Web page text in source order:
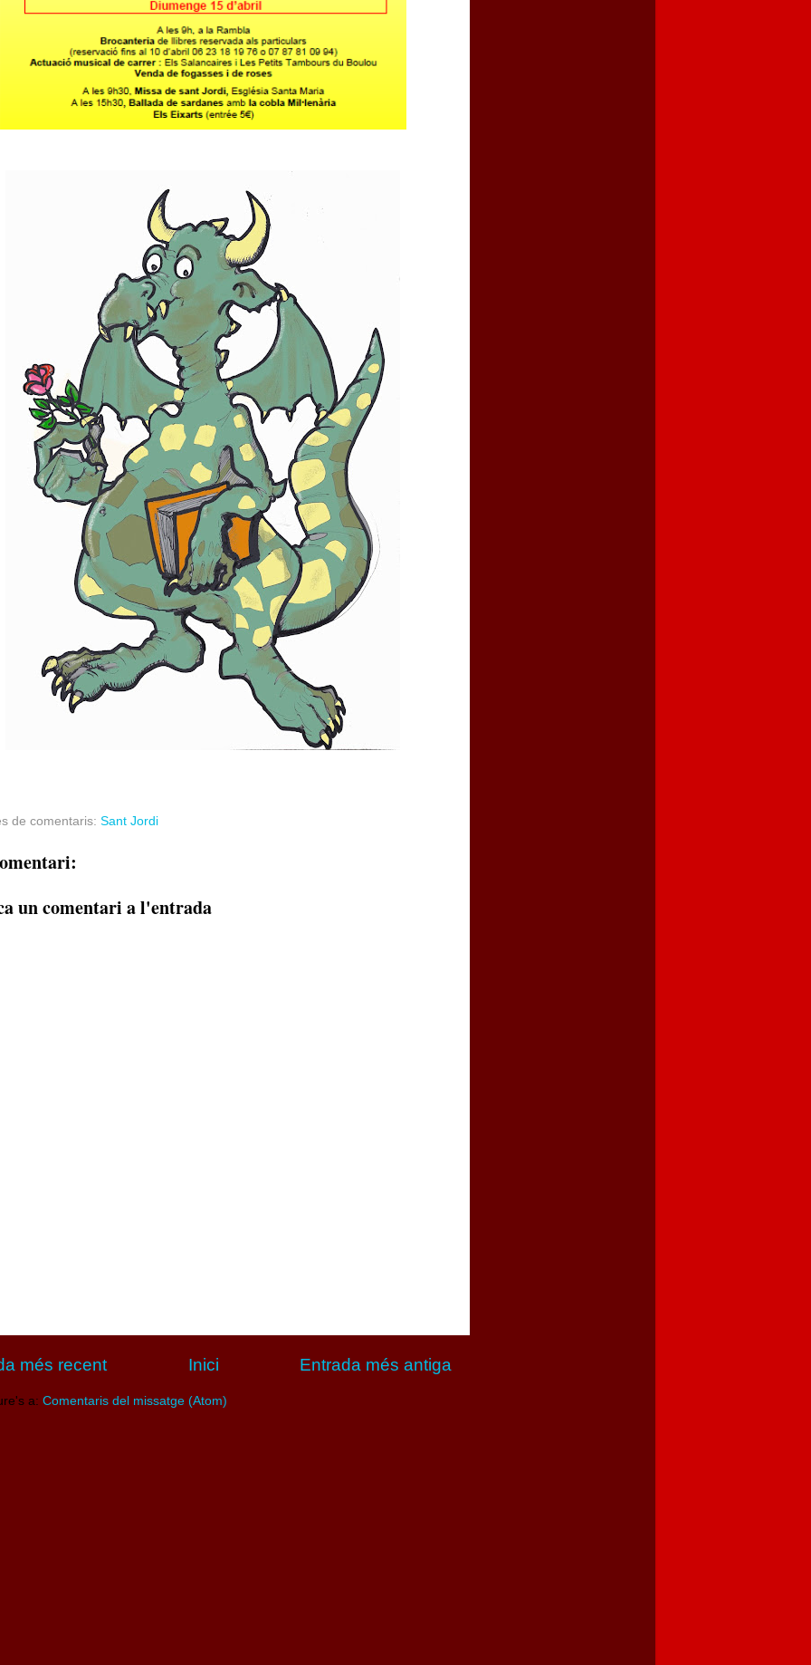
de comentaris: Sant Jordi
un comentari a l'entrada
més recent Entrada més antiga
Inici
a: Comentaris del missatge (Atom)